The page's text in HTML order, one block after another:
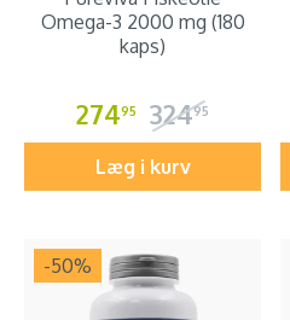
Omega-3 2000 mg (180
kaps)
27495 32495
Læg i kurv
-50%